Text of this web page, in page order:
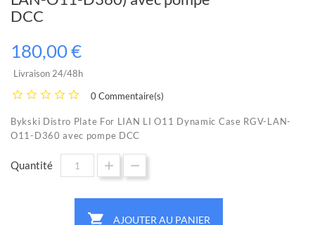
DCC
180,00 €
Livraison 24/48h
0 Commentaire(s)
Bykski Distro Plate For LIAN LI O11 Dynamic Case RGV-LAN-
O11-D360 avec pompe DCC
Quantité
 AJOUTER AU PANIER